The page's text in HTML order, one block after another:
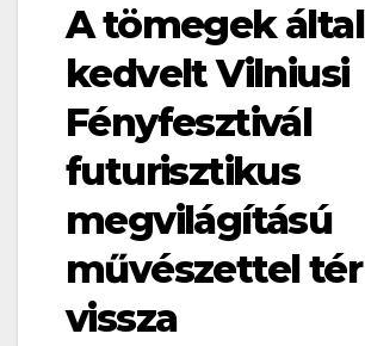
A tömegek által
kedvelt Vilniusi
Fényfesztivál
futurisztikus
megvilágítású
művészettel tér
vissza